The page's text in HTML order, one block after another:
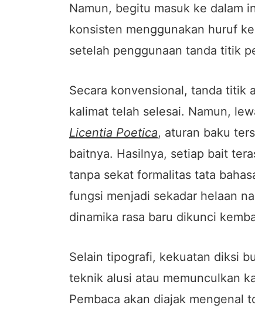
Namun, begitu masuk ke dalam
konsisten menggunakan huruf
setelah penggunaan tanda titik
Secara konvensional, tanda titik
kalimat telah selesai. Namun,
Licentia Poetica, aturan baku
baitnya. Hasilnya, setiap bait
tanpa sekat formalitas tata
fungsi menjadi sekadar helaan
dinamika rasa baru dikunci
Selain tipografi, kekuatan diksi
teknik alusi atau memunculkan
Pembaca akan diajak mengenal